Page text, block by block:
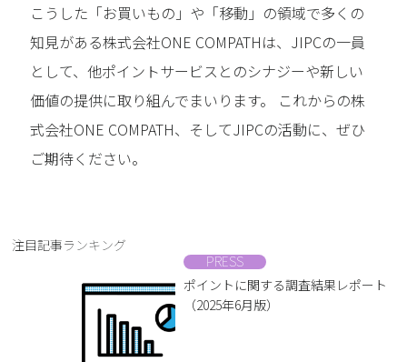
こうした「お買いもの」や「移動」の領域で多くの
知見がある株式会社ONE COMPATHは、JIPCの一員
として、他ポイントサービスとのシナジーや新しい
価値の提供に取り組んでまいります。 これからの株
式会社ONE COMPATH、そしてJIPCの活動に、ぜひ
ご期待ください。
注目記事ランキング
PRESS
ポイントに関する調査結果レポート
（2025年6月版）